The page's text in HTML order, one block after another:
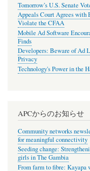
Tomorrow’s U.S. Senate
Appeals Court Agrees with
Violate the CFAA
Mobile Ad Software
Finds
Developers: Beware of Ad
Privacy
Technology's Power in the
APCからのお知らせ
Community networks
for meaningful connectivity
Seeding change:
girls in The Gambia
From farm to fibre: Kayapa